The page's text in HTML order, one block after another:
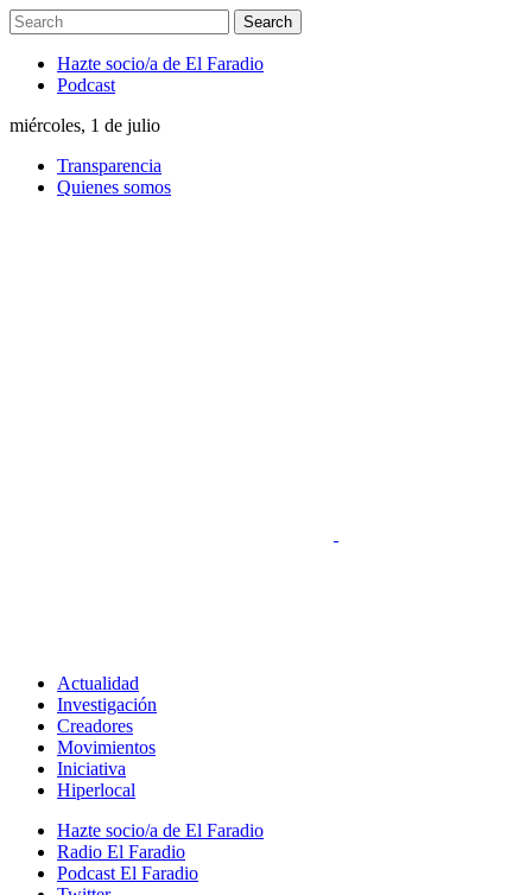
Hazte socio/a de El Faradio
Podcast
miércoles, 1 de julio
Transparencia
Quienes somos
Actualidad
Investigación
Creadores
Movimientos
Iniciativa
Hiperlocal
Hazte socio/a de El Faradio
Radio El Faradio
Podcast El Faradio